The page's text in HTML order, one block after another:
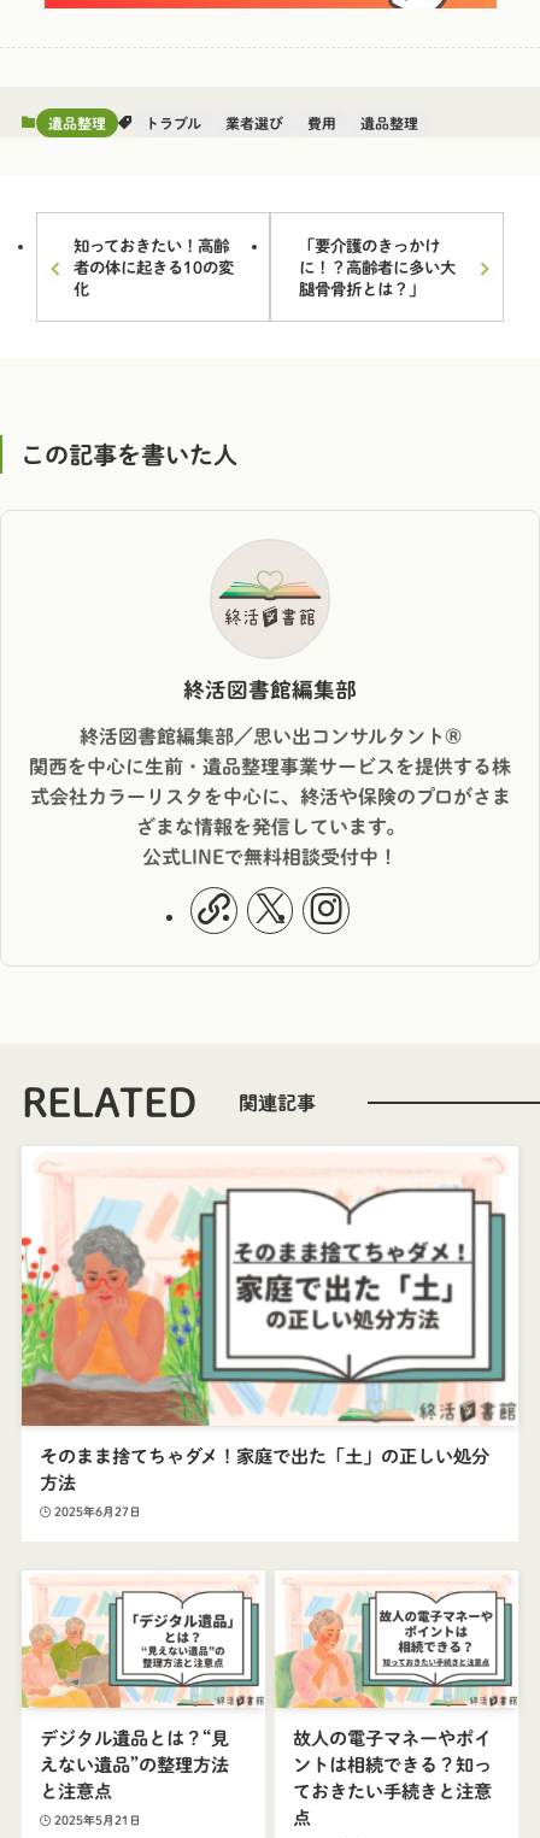
遺品整理 トラブル 業者選び 費用 遺品整理
知っておきたい！高齢
者の体に起きる10の変
化
「要介護のきっかけ
に！？高齢者に多い大
腿骨骨折とは？」
この記事を書いた人
終活図書館編集部
終活図書館編集部／思い出コンサルタント®︎
関西を中心に生前・遺品整理事業サービスを提供する株
式会社カラーリスタを中心に、終活や保険のプロがさま
ざまな情報を発信しています。
公式LINEで無料相談受付中！
RELATED
そのまま捨てちゃダメ！家庭で出た「土」の正しい処分
方法
2025年6月27日
デジタル遺品とは？“見
えない遺品”の整理方法
と注意点
2025年5月21日
故人の電子マネーやポイ
ントは相続できる？知っ
ておきたい手続きと注意
点